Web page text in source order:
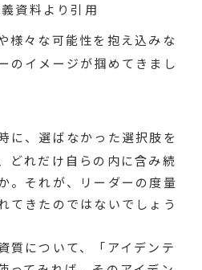
資料より引用
様々な可能性を抱え込みな
のイメージが掴めてきまし
に、選ばなかった選択肢を
どれだけ自らの内に含み続
。それが、リーダーの度量
てきたのではないでしょう
質について、「アイデンテ